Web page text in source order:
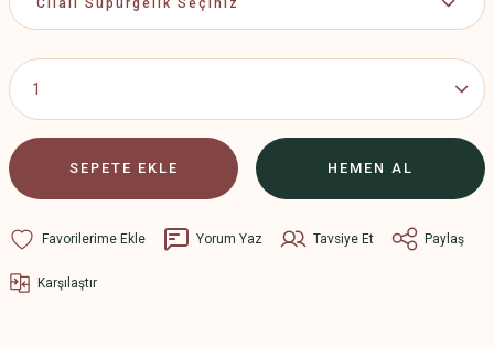
SEPETE EKLE HEMEN AL
Yorum Yaz Tavsiye Et Paylaş
Karşılaştır